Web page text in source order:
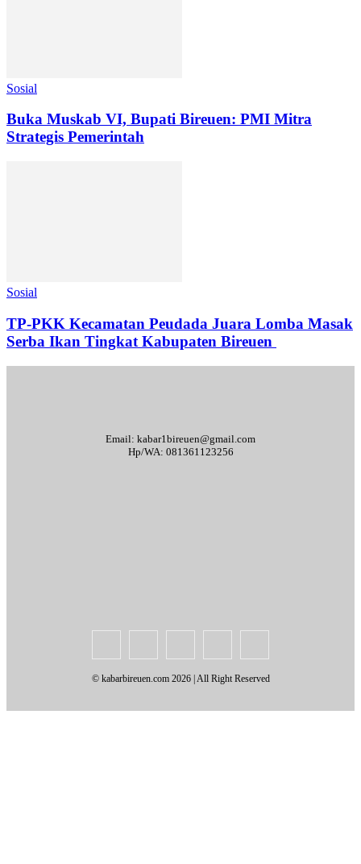
Sosial
Buka Muskab VI, Bupati Bireuen: PMI Mitra
Strategis Pemerintah
Sosial
TP-PKK Kecamatan Peudada Juara Lomba Masak
Serba Ikan Tingkat Kabupaten Bireuen
Email: kabar1bireuen@gmail.com
Hp/WA: 081361123256
© kabarbireuen.com 2026 | All Right Reserved